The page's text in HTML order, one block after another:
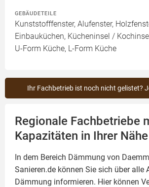
GEBÄUDETEILE
Kunststofffenster, Alufenster,
Einbauküchen, Kücheninsel /
U-Form Küche, L-Form Küche
Ihr Fachbetrieb ist noch nicht gelistet?
Regionale Fachbetriebe
Kapazitäten in Ihrer
In dem Bereich Dämmung von
Sanieren.de können Sie sich über alle
Dämmung informieren. Hier können